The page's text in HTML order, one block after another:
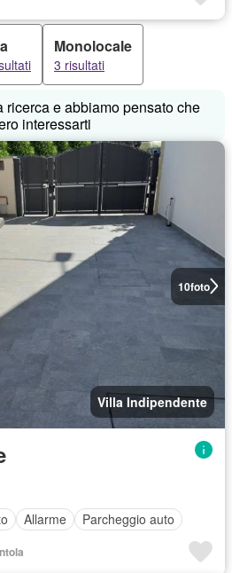
Monolocale
3 risultati
e abbiamo pensato che
interessarti
10foto
Villa Indipendente
Allarme Parcheggio auto